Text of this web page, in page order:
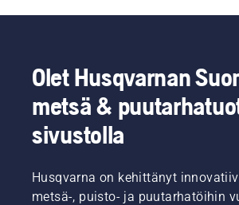
Olet Husqvarnan
metsä &
sivustolla
Husqvarna on kehittänyt
metsä-, puisto- ja puutarhatöihin